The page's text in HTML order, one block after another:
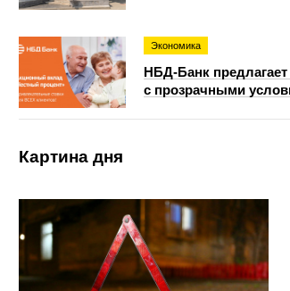
Экономика
НБД-Банк
с прозрачными
Картина дня